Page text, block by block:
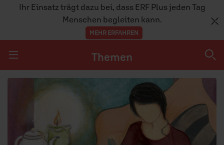
Ihr Einsatz trägt dazu bei, dass ERF Plus jeden Tag
Menschen begleiten kann.
MEHR ERFAHREN
Navigation überspringen
Themen
GLAUBE